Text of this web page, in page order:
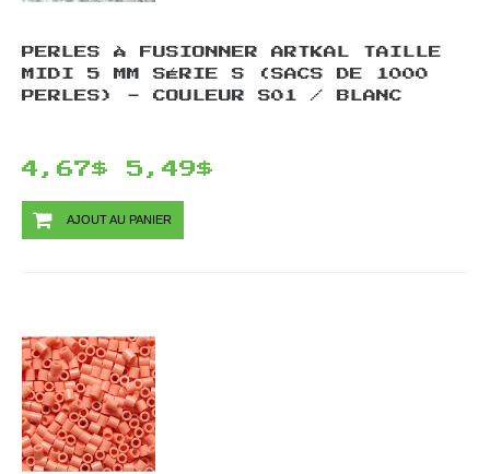
PERLES À FUSIONNER ARTKAL TAILLE
MIDI 5 MM SÉRIE S (SACS DE 1000
PERLES) - COULEUR S01 / BLANC
4,67$ 5,49$
AJOUT AU PANIER